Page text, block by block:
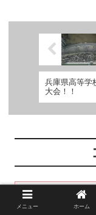
兵庫県高等学
大会！！
メニュー ホーム